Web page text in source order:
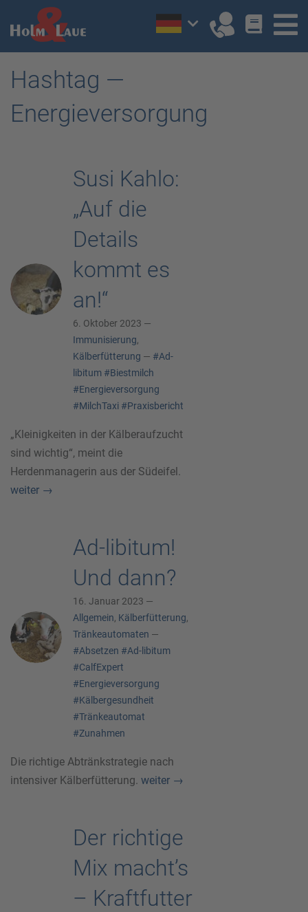
Hashtag —
Energieversorgung
Susi Kahlo:
„Auf die
Details
kommt es
an!“
6. Oktober 2023 —
Immunisierung,
Kälberfütterung — #Ad-
libitum #Biestmilch
#Energieversorgung
#MilchTaxi #Praxisbericht
„Kleinigkeiten in der Kälberaufzucht
sind wichtig“, meint die
Herdenmanagerin aus der Südeifel.
weiter →
Ad-libitum!
Und dann?
16. Januar 2023 —
Allgemein, Kälberfütterung,
Tränkeautomaten —
#Absetzen #Ad-libitum
#CalfExpert
#Energieversorgung
#Kälbergesundheit
#Tränkeautomat
#Zunahmen
Die richtige Abtränkstrategie nach
intensiver Kälberfütterung. weiter →
Der richtige
Mix macht’s
– Kraftfutter